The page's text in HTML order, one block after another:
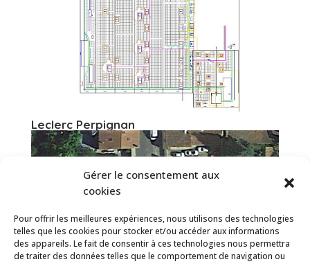
Gérer le consentement aux
cookies
Pour offrir les meilleures expériences, nous utilisons des technologies
telles que les cookies pour stocker et/ou accéder aux informations
des appareils. Le fait de consentir à ces technologies nous permettra
de traiter des données telles que le comportement de navigation ou
Leclerc Perpignan